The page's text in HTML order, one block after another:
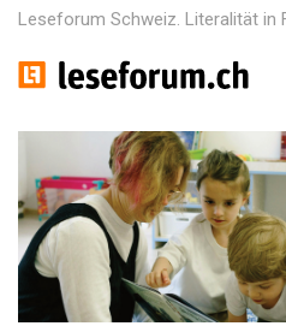
Leseforum Schweiz. Literalität in